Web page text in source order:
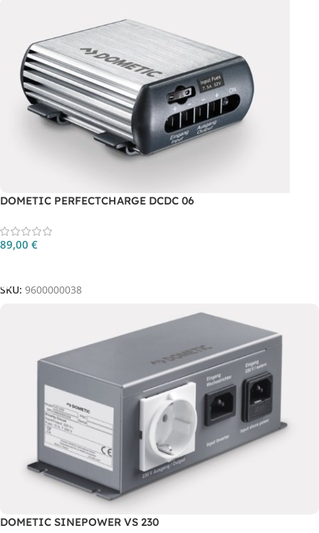
DOMETIC PERFECTCHARGE DCDC 06
89,00 €
SKU: 9600000038
DOMETIC SINEPOWER VS 230